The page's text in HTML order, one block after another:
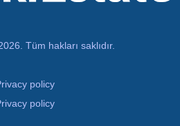
Tüm hakları saklıdır.
policy
policy